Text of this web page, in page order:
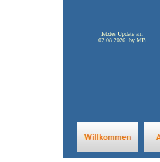
letztes Update am
02.08.2026 by MB